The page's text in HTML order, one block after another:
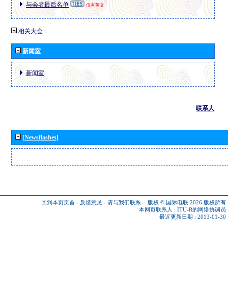
与会者最后名单 仅有英文
相关大会
新闻室
新闻室
联系人
[Newsflashes]
回到本页页首 - 反馈意见 - 请与我们联系 - 版权 © 国际电联 2026 版权所有
本网页联系人 : ITU-R的网络协调员
最近更新日期 : 2013-01-30